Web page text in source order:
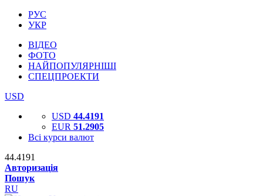
РУС
УКР
ВІДЕО
ФОТО
НАЙПОПУЛЯРНІШІ
СПЕЦПРОЕКТИ
USD
USD 44.4191
EUR 51.2905
Всі курси валют
44.4191
Авторизація
Пошук
RU